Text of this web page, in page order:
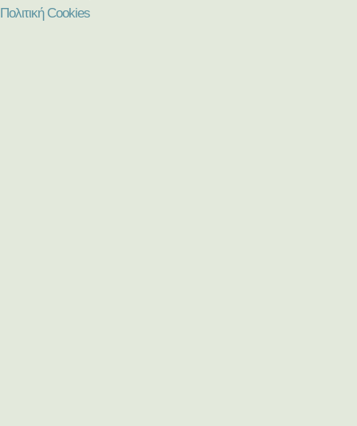
Πολιτική Cookies